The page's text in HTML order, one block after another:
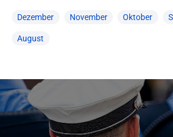
Dezember November Oktober
August